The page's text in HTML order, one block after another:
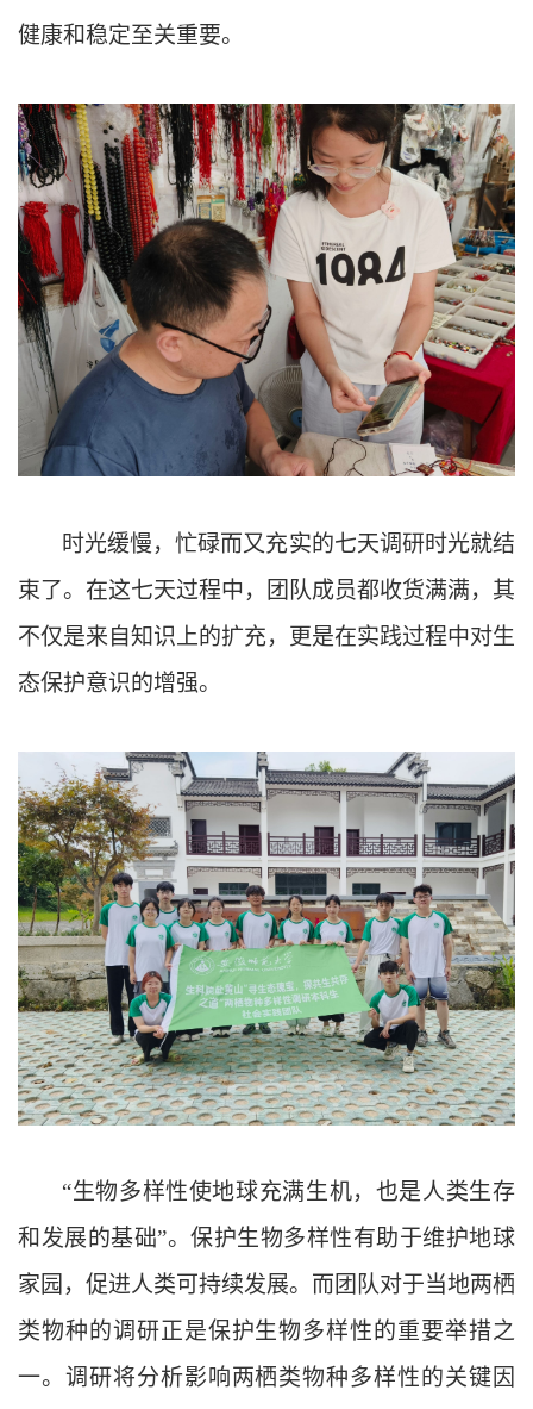
健康和稳定至关重要。
时光缓慢，忙碌而又充实的七天调研时光就结
束了。在这七天过程中，团队成员都收货满满，其
不仅是来自知识上的扩充，更是在实践过程中对生
态保护意识的增强。
“生物多样性使地球充满生机，也是人类生存
和发展的基础”。保护生物多样性有助于维护地球
家园，促进人类可持续发展。而团队对于当地两栖
类物种的调研正是保护生物多样性的重要举措之
一。调研将分析影响两栖类物种多样性的关键因